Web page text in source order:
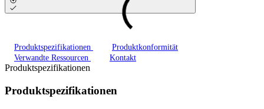
Produktspezifikationen
Produktkonformität
Verwandte Ressourcen
Kontakt
Produktspezifikationen
Produktspezifikationen